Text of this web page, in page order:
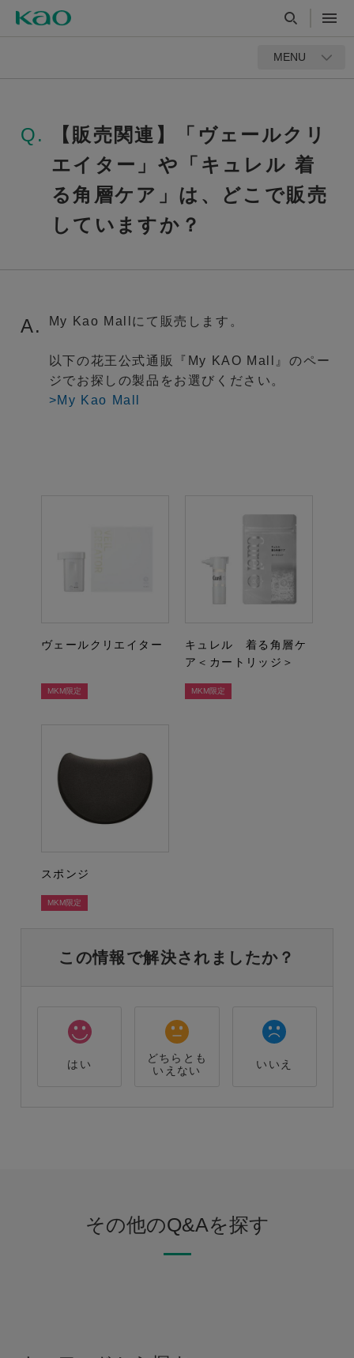
MENU
Q.
【販売関連】「ヴェールクリ
エイター」や「キュレル 着
る角層ケア」は、どこで販売
していますか？
A. My Kao Mallにて販売します。
以下の花王公式通販『My KAO Mall』のペー
ジでお探しの製品をお選びください。
>My Kao Mall
ヴェールクリエイター
MKM限定
キュレル 着る角層ケ
ア＜カートリッジ＞
MKM限定
スポンジ
MKM限定
この情報で解決されましたか？
はい
どちらとも
いえない
いいえ
その他のQ&Aを探す